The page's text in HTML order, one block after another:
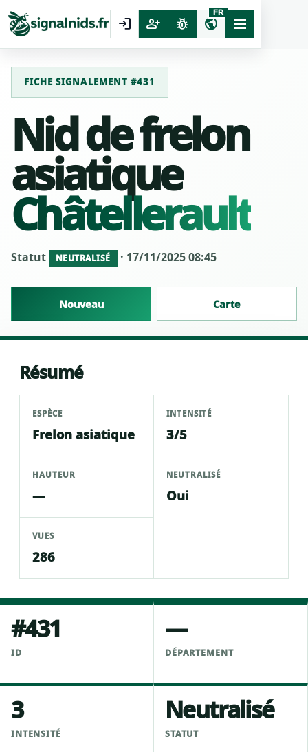
login person_add pest_control public
FR
FICHE SIGNALEMENT #431
Nid de frelon
asiatique
Châtellerault
Statut NEUTRALISÉ · 17/11/2025 08:45
Nouveau Carte
Résumé
ESPÈCE
Frelon asiatique
INTENSITÉ
3/5
HAUTEUR
—
NEUTRALISÉ
Oui
VUES
286
#431
ID
—
DÉPARTEMENT
3
INTENSITÉ
Neutralisé
STATUT